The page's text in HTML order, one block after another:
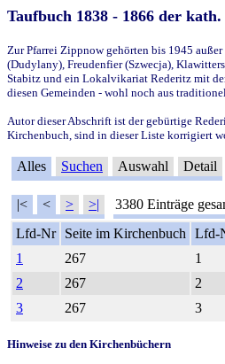
Taufbuch 1838 - 1866 der
Zur Pfarrei Zippnow gehörten bis 1945
(Dudylany), Freudenfier (Szwecja),
Stabitz und ein Lokalvikariat Rederitz mit
diesen Gemeinden - wohl noch aus
Autor dieser Abschrift ist der gebürtige
Kirchenbuch, sind in dieser Liste korrigiert
Alles Suchen Auswahl Detail
|< < > >| 3380 Einträge
Lfd-Nr
Seite im Kirchenbuch Lfd-
1
267 1
2
267 2
3
267 3
Hinweise zu den Kirchenbüchern